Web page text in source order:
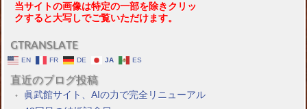
当サイトの画像は特定の一部を除きクリッ
クすると大写しでご覧いただけます。
GTRANSLATE
EN FR DE JA ES
直近のブログ投稿
眞武館サイト、AIの力で完全リニューアル